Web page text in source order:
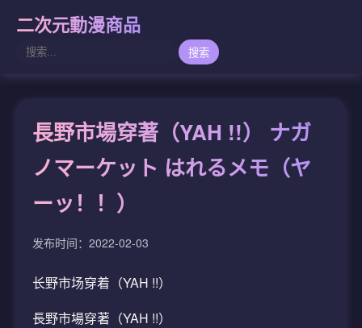
二次元動漫商品
搜索
長野市場穿著（YAH !!） ナガ
ノマーケット はれるメモ（ヤ
ーッ！！）
发布时间：2022-02-03
长野市场穿着（YAH !!）
長野市場穿著（YAH !!）